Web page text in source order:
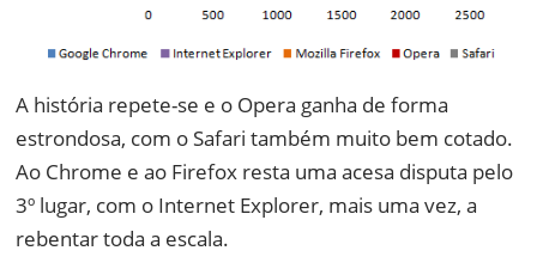
A história repete-se e o Opera ganha de forma
estrondosa, com o Safari também muito bem cotado.
Ao Chrome e ao Firefox resta uma acesa disputa pelo
3º lugar, com o Internet Explorer, mais uma vez, a
rebentar toda a escala.